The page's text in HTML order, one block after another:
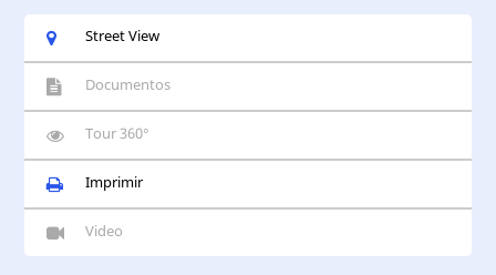
Street View
Documentos
Tour 360°
Imprimir
Video